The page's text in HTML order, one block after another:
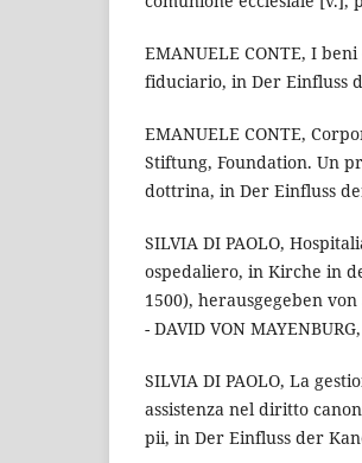
EMANUELE CONTE, I
fiduciario, in Der Einfluss
EMANUELE CONTE,
Stiftung, Foundation. Un
dottrina, in Der Einfluss
SILVIA DI PAOLO,
ospedaliero, in Kirche in
1500), herausgegeben von
- DAVID VON
SILVIA DI PAOLO, La
assistenza nel diritto
pii, in Der Einfluss der